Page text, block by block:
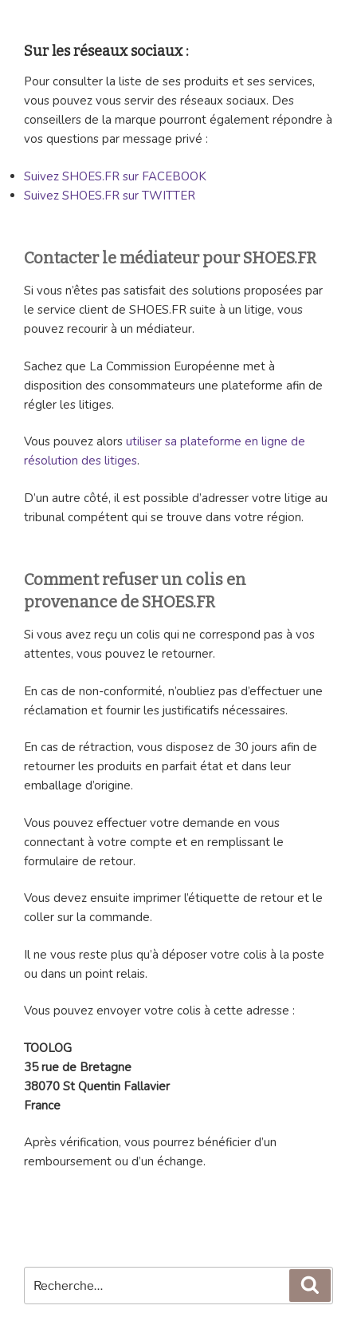
Sur les réseaux sociaux :
Pour consulter la liste de ses produits et ses services,
vous pouvez vous servir des réseaux sociaux. Des
conseillers de la marque pourront également répondre à
vos questions par message privé :
Suivez SHOES.FR sur FACEBOOK
Suivez SHOES.FR sur TWITTER
Contacter le médiateur pour SHOES.FR
Si vous n’êtes pas satisfait des solutions proposées par
le service client de SHOES.FR suite à un litige, vous
pouvez recourir à un médiateur.
Sachez que La Commission Européenne met à
disposition des consommateurs une plateforme afin de
régler les litiges.
Vous pouvez alors utiliser sa plateforme en ligne de
résolution des litiges.
D’un autre côté, il est possible d’adresser votre litige au
tribunal compétent qui se trouve dans votre région.
Comment refuser un colis en
provenance de SHOES.FR
Si vous avez reçu un colis qui ne correspond pas à vos
attentes, vous pouvez le retourner.
En cas de non-conformité, n’oubliez pas d’effectuer une
réclamation et fournir les justificatifs nécessaires.
En cas de rétraction, vous disposez de 30 jours afin de
retourner les produits en parfait état et dans leur
emballage d’origine.
Vous pouvez effectuer votre demande en vous
connectant à votre compte et en remplissant le
formulaire de retour.
Vous devez ensuite imprimer l’étiquette de retour et le
coller sur la commande.
Il ne vous reste plus qu’à déposer votre colis à la poste
ou dans un point relais.
Vous pouvez envoyer votre colis à cette adresse :
TOOLOG
35 rue de Bretagne
38070 St Quentin Fallavier
France
Après vérification, vous pourrez bénéficier d’un
remboursement ou d’un échange.
pour